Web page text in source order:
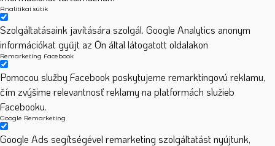
Analitikai sütik
Szolgáltatásaink javítására szolgál. Google Analytics anonym
információkat gyűjt az Ön által látogatott oldalakon
Remarketing Facebook
Pomocou služby Facebook poskytujeme remarktingovú reklamu,
čím zvýšime relevantnosť reklamy na platformách služieb
Facebooku.
Google Remarketing
Google Ads segítségével remarketing szolgáltatást nyújtunk,